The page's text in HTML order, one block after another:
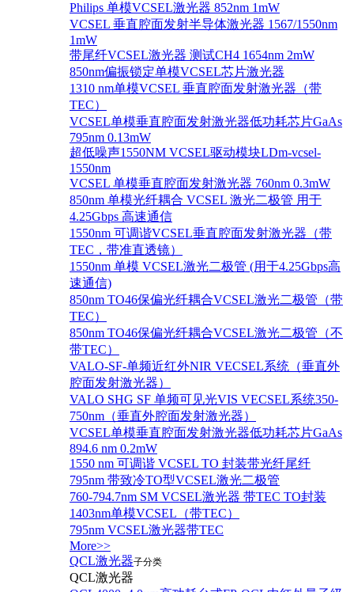
Philips 单模VCSEL激光器 852nm 1mW
VCSEL 垂直腔面发射半导体激光器 1567/1550nm
1mW
带尾纤VCSEL激光器 测试CH4 1654nm 2mW
850nm偏振锁定单模VCSEL芯片激光器
1310 nm单模VCSEL 垂直腔面发射激光器（带
TEC）
VCSEL单模垂直腔面发射激光器低功耗芯片GaAs
795nm 0.13mW
超低噪声1550NM VCSEL驱动模块LDm-vcsel-
1550nm
VCSEL 单模垂直腔面发射激光器 760nm 0.3mW
850nm 单模光纤耦合 VCSEL 激光二极管 用于
4.25Gbps 高速通信
1550nm 可调谐VCSEL垂直腔面发射激光器（带
TEC，带准直透镜）
1550nm 单模 VCSEL激光二极管 (用于4.25Gbps高
速通信)
850nm TO46保偏光纤耦合VCSEL激光二极管（带
TEC）
850nm TO46保偏光纤耦合VCSEL激光二极管（不
带TEC）
VALO-SF-单频近红外NIR VECSEL系统（垂直外
腔面发射激光器）
VALO SHG SF 单频可见光VIS VECSEL系统350-
750nm（垂直外腔面发射激光器）
VCSEL单模垂直腔面发射激光器低功耗芯片GaAs
894.6 nm 0.2mW
1550 nm 可调谐 VCSEL TO 封装带光纤尾纤
795nm 带致冷TO型VCSEL激光二极管
760-794.7nm SM VCSEL激光器 带TEC TO封装
1403nm单模VCSEL（带TEC）
795nm VCSEL激光器带TEC
More>>
QCL激光器子分类
QCL激光器